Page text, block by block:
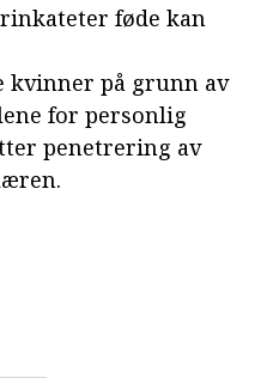
føde kan
kvinner på grunn av
for personlig
penetrering av